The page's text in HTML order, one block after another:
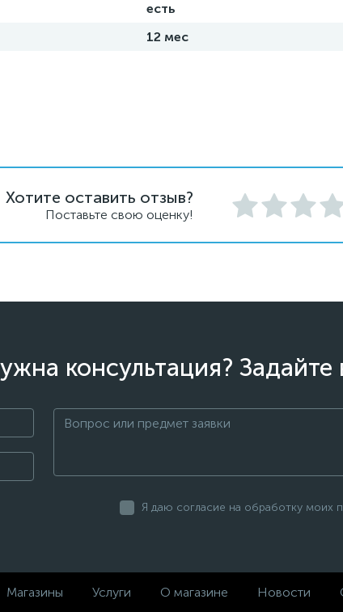
есть
12 мес
Хотите оставить отзыв?
Поставьте свою оценку!
консультация?
Я даю согласие на обработку моих
Магазины Услуги О магазине Новости